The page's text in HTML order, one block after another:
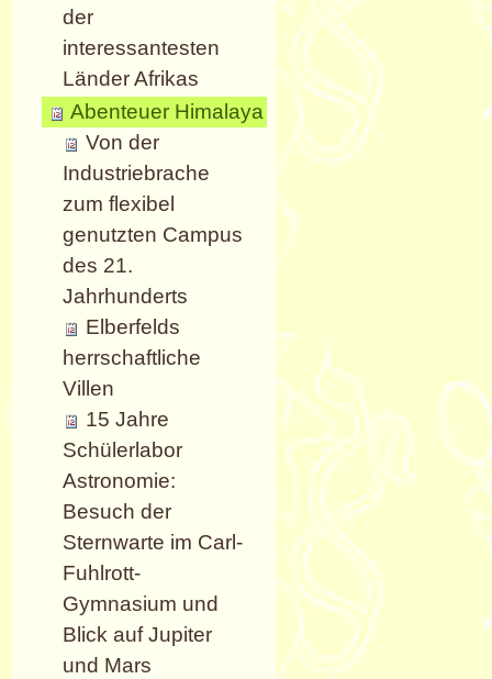
der
interessantesten
Länder Afrikas
Abenteuer Himalaya
Von der
Industriebrache
zum flexibel
genutzten Campus
des 21.
Jahrhunderts
Elberfelds
herrschaftliche
Villen
15 Jahre
Schülerlabor
Astronomie:
Besuch der
Sternwarte im Carl-
Fuhlrott-
Gymnasium und
Blick auf Jupiter
und Mars